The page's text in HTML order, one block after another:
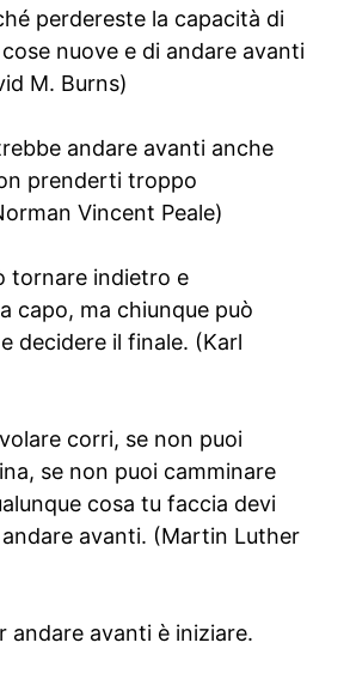
perdereste la capacità di
nuove e di andare avanti
M. Burns)
andare avanti anche
prenderti troppo
Vincent Peale)
tornare indietro e
capo, ma chiunque può
decidere il finale. (Karl
corri, se non puoi
se non puoi camminare
cosa tu faccia devi
avanti. (Martin Luther
andare avanti è iniziare.